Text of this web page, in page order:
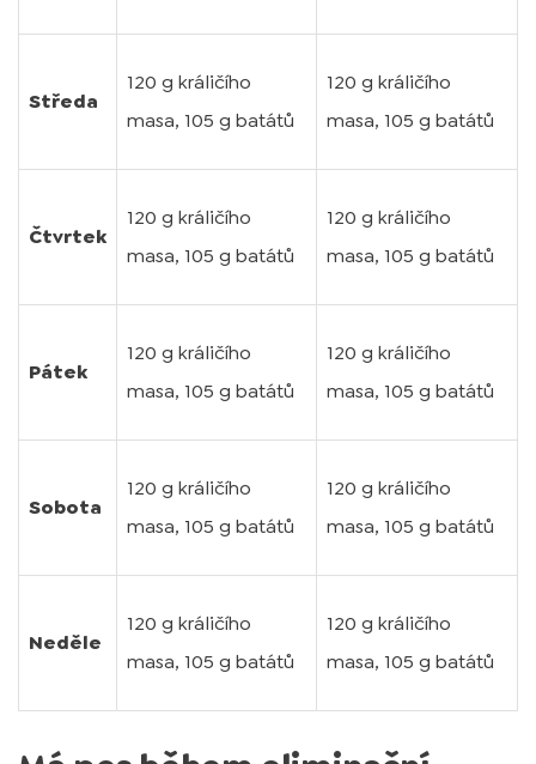
Středa
120 g králičího
masa, 105 g batátů
120 g králičího
masa, 105 g batátů
Čtvrtek
120 g králičího
masa, 105 g batátů
120 g králičího
masa, 105 g batátů
Pátek
120 g králičího
masa, 105 g batátů
120 g králičího
masa, 105 g batátů
Sobota
120 g králičího
masa, 105 g batátů
120 g králičího
masa, 105 g batátů
Neděle
120 g králičího
masa, 105 g batátů
120 g králičího
masa, 105 g batátů